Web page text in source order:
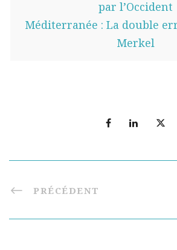
par l’Occident
Méditerranée : La double
Merkel
PRÉCÉDENT